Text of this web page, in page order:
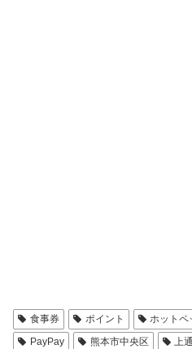
食事券 ポイント ホットペ
PayPay
熊本市中央区 上